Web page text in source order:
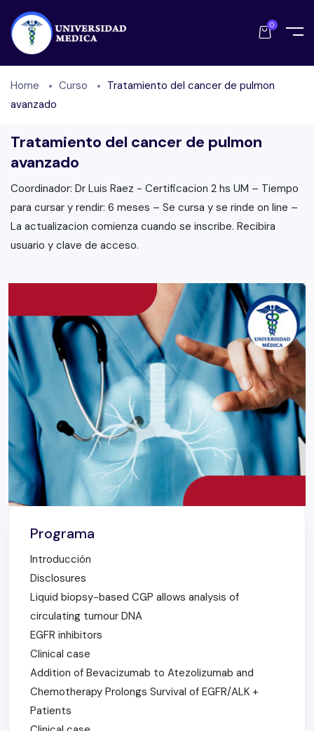
0
Home Curso
Tratamiento del cancer de pulmon
avanzado
Tratamiento del cancer de pulmon
avanzado
Coordinador: Dr Luis Raez - Certificacion 2 hs UM – Tiempo
para cursar y rendir: 6 meses – Se cursa y se rinde on line –
La actualizacion comienza cuando se inscribe. Recibira
usuario y clave de acceso.
Programa
Introducción
Disclosures
Liquid biopsy-based CGP allows analysis of
circulating tumour DNA
EGFR inhibitors
Clinical case
Addition of Bevacizumab to Atezolizumab and
Chemotherapy Prolongs Survival of EGFR/ALK +
Patients